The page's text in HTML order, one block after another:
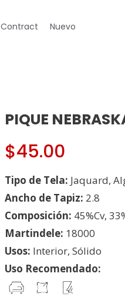
Contract Nuevo
PIQUE
$45.00
Tipo de Tela: Jaquard,
Ancho de Tapiz: 2.8
Composición: 45%Cv,
Martindele: 18000
Usos: Interior, Sólido
Uso Recomendado: